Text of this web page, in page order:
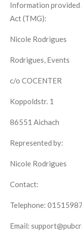
Information provided
Act (TMG):
Nicole Rodrigues
Rodrigues, Events
c/o COCENTER
Koppoldstr. 1
86551 Aichach
Represented by:
Nicole Rodrigues
Contact:
Telephone:
Email: